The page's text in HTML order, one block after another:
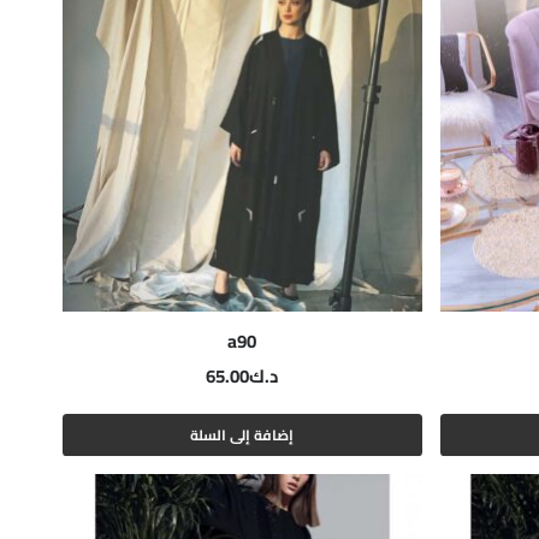
a90
د.ك65.00
إضافة إلى السلة